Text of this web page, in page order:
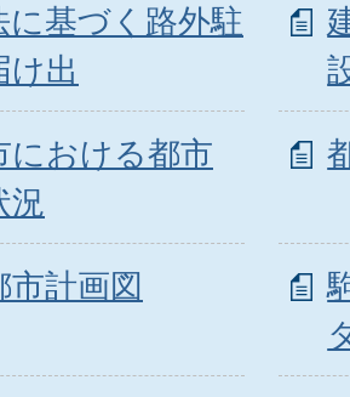
に基づく路外駐
け出
における都市
況
計画図